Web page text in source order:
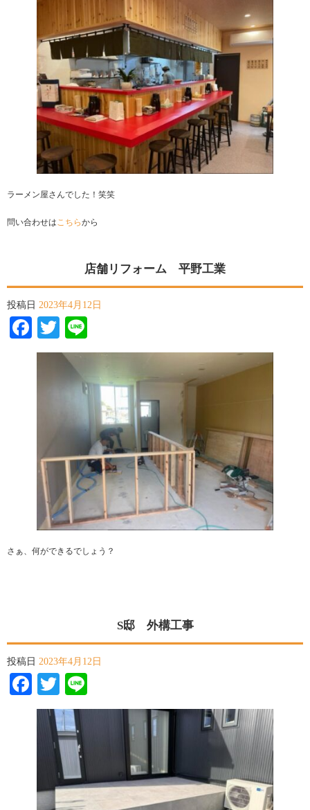
ラーメン屋さんでした！笑笑
問い合わせはこちらから
店舗リフォーム 平野工業
投稿日 2023年4月12日
Facebook
Twitter
さぁ、何ができるでしょう？
S邸 外構工事
投稿日 2023年4月12日
Facebook
Twitter